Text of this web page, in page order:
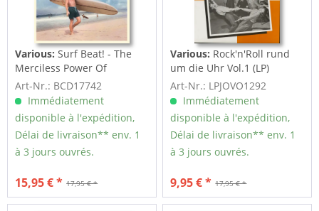
Various:Surf Beat! - The
Merciless Power Of
Water,...
Art-Nr.: BCD17742
Immédiatement
disponible à l'expédition,
Délai de livraison** env. 1
à 3 jours ouvrés.
17,95 € *
15,95 € *
Various: Rock'n'Roll rund
um die Uhr Vol.1 (LP)
Art-Nr.: LPJOVO1292
Immédiatement
disponible à l'expédition,
Délai de livraison** env. 1
à 3 jours ouvrés.
17,95 € *
9,95 € *